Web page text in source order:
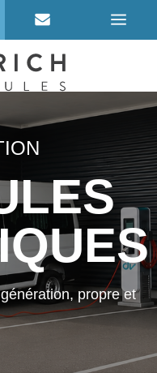
?
propre et